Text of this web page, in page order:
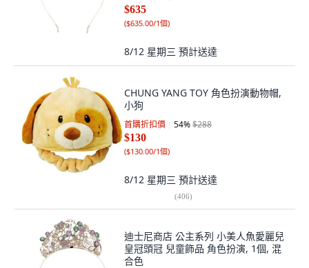
$635
($635.00/1個)
8/12 星期三 預計送達
CHUNG YANG TOY 角色扮演動物帽,
小狗
首購折扣價 54%$288
$130
($130.00/1個)
8/12 星期三 預計送達
(406)
迪士尼商店 公主系列 小美人魚愛麗兒
皇冠頭冠 兒童飾品 角色扮演, 1個, 混
合色